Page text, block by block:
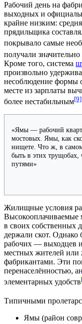
Рабочий день на
выходных и
крайне низким:
прядильщика
покрывало самые
получали
Кроме того, система
произвольно
несоблюдение формы
месте из зарплаты
более нестабильным[9]
«Ямы — рабочий
мостовых. Ямы, как
нищете. Что ж, в
быть в этих трущобах,
путями»
Жилищные условия
Высокооплачиваемые
в своих собственных
держали скот.
рабочих — выходцев
местных жителей или
фабрикантами. Эти
перенаселённостью,
элементарных удобств
Типичными
Ямы (район